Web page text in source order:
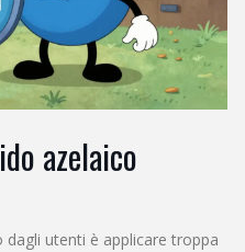
azelaico
utenti è applicare troppa